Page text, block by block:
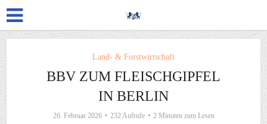
Land- & Forstwirtschaft
BBV ZUM FLEISCHGIPFEL
IN BERLIN
26. Februar 2026 232 Aufrufe 2 Minuten zum Lesen